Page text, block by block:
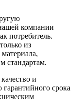
компании
потребитель.
из
стандартам.
и
срока